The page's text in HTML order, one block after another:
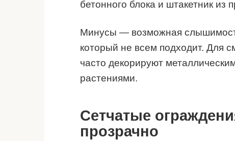
бетонного блока и штакетник
Минусы — возможная
который не всем подходит. Для
часто декорируют
растениями.
Сетчатые
прозрачно